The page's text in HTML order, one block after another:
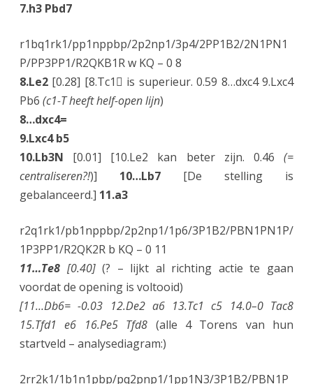
‘
D
n
a
e
7.h3 Pbd7
r1bq1rk1/pp1nppbp/2p2np1/3p4/2PP1B2/2N1PN1
P/PP3PP1/R2QKB1R w KQ – 0 8
8.Le2 [0.28] [8.Tc1 is superieur. 0.59 8…dxc4 9.Lxc4
Pb6 (c1-T heeft helf-open lijn)
8…dxc4=
9.Lxc4 b5
10.Lb3N [0.01] [10.Le2 kan beter zijn. 0.46(=
centraliseren?!)] 10…Lb7 [De stelling is
gebalanceerd.] 11.a3
r2q1rk1/pb1nppbp/2p2np1/1p6/3P1B2/PBN1PN1P/
1P3PP1/R2QK2R b KQ – 0 11
11…Te8 [0.40](? – lijkt al richting actie te gaan
voordat de opening is voltooid)
[11…Db6= -0.03 12.De2 a6 13.Tc1 c5 14.0–0 Tac8
15.Tfd1 e6 16.Pe5 Tfd8 (alle 4 Torens van hun
startveld – analysediagram:)
2rr2k1/1b1n1pbp/pq2pnp1/1pp1N3/3P1B2/PBN1P